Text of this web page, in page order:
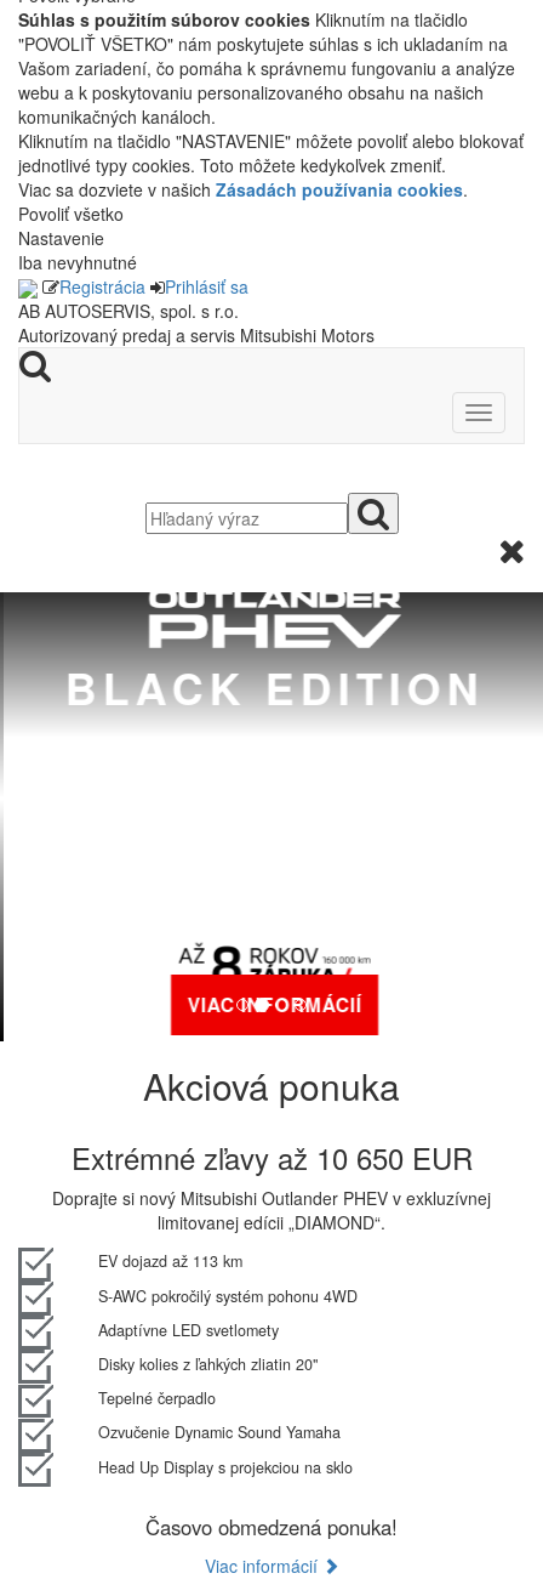
Súhlas s použitím súborov cookies Kliknutím na tlačidlo
"POVOLIŤ VŠETKO" nám poskytujete súhlas s ich ukladaním na
Vašom zariadení, čo pomáha k správnemu fungovaniu a analýze
webu a k poskytovaniu personalizovaného obsahu na našich
komunikačných kanáloch.
Kliknutím na tlačidlo "NASTAVENIE" môžete povoliť alebo blokovať
jednotlivé typy cookies. Toto môžete kedykoľvek zmeniť.
Viac sa dozviete v našich Zásadách používania cookies.
Povoliť všetko
Nastavenie
Iba nevyhnutné
Registrácia
Prihlásiť sa
AB AUTOSERVIS, spol. s r.o.
Autorizovaný predaj a servis Mitsubishi Motors
BLACK EDITION
VIAC INFORMÁCIÍ
Akciová ponuka
Extrémné zľavy až 10 650 EUR
Doprajte si nový Mitsubishi Outlander PHEV v exkluzívnej
limitovanej edícii „DIAMOND“.
EV dojazd až 113 km
S-AWC pokročilý systém pohonu 4WD
Adaptívne LED svetlomety
Disky kolies z ľahkých zliatin 20"
Tepelné čerpadlo
Ozvučenie Dynamic Sound Yamaha
Head Up Display s projekciou na sklo
Časovo obmedzená ponuka!
Viac informácií